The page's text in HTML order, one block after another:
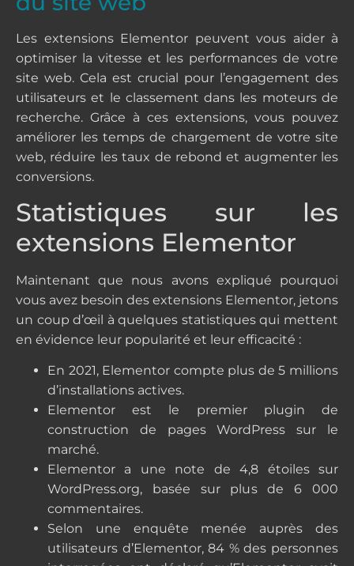
Les extensions Elementor peuvent vous aider à
optimiser la vitesse et les performances de votre
site web. Cela est crucial pour l’engagement des
utilisateurs et le classement dans les moteurs de
recherche. Grâce à ces extensions, vous pouvez
améliorer les temps de chargement de votre site
web, réduire les taux de rebond et augmenter les
conversions.
Statistiques sur les
extensions Elementor
Maintenant que nous avons expliqué pourquoi
vous avez besoin des extensions Elementor, jetons
un coup d’œil à quelques statistiques qui mettent
en évidence leur popularité et leur efficacité :
En 2021, Elementor compte plus de 5 millions
d’installations actives.
Elementor est le premier plugin de
construction de pages WordPress sur le
marché.
Elementor a une note de 4,8 étoiles sur
WordPress.org, basée sur plus de 6 000
commentaires.
Selon une enquête menée auprès des
utilisateurs d’Elementor, 84 % des personnes